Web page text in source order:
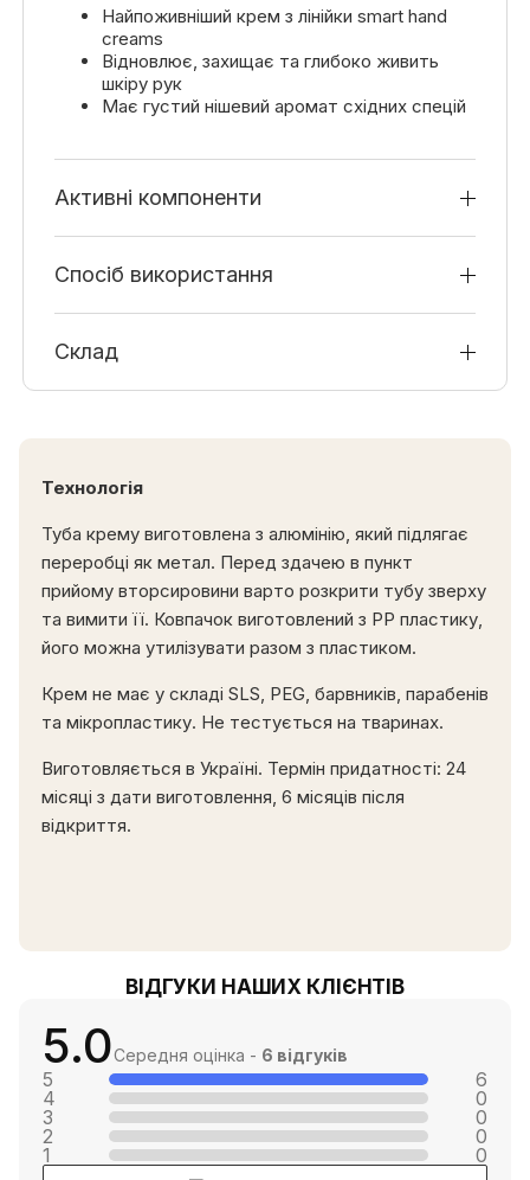
Найпоживніший крем з лінійки smart hand
creams
Відновлює, захищає та глибоко живить
шкіру рук
Має густий нішевий аромат східних спецій
Активні компоненти
Спосіб використання
Склад
Технологія
Туба крему виготовлена з алюмінію, який підлягає
переробці як метал. Перед здачею в пункт
прийому вторсировини варто розкрити тубу зверху
та вимити її. Ковпачок виготовлений з PP пластику,
його можна утилізувати разом з пластиком.
Крем не має у складі SLS, PEG, барвників, парабенів
та мікропластику. Не тестується на тваринах.
Виготовляється в Україні. Термін придатності: 24
місяці з дати виготовлення, 6 місяців після
відкриття.
ВІДГУКИ НАШИХ КЛІЄНТІВ
5.0Середня оцінка - 6 відгуків
5
6
4
0
3
0
2
0
1
0